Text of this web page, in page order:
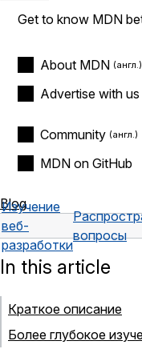
Get to know MDN
About MDN
Advertise with us
Community
MDN on GitHub
Blog
Изучение
веб-
разработки
вопросы
In this article
Краткое описание
Более глубокое